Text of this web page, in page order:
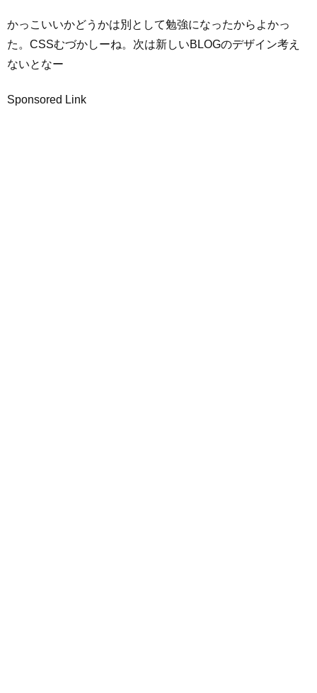
かっこいいかどうかは別として勉強になったからよかっ
た。CSSむづかしーね。次は新しいBLOGのデザイン考え
ないとなー
Sponsored Link